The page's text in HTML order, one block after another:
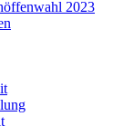
2023